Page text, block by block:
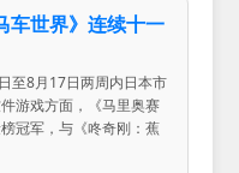
车世界》连续十一
至8月17日两周内日本市
游戏方面，《马里奥赛
冠军，与《咚奇刚：蕉